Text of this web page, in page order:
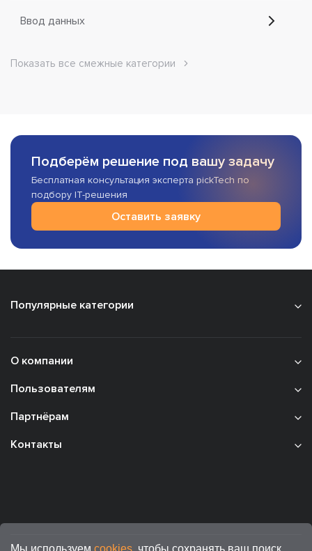
Ввод данных
Показать все смежные категории
Подберём решение под вашу задачу
Бесплатная консультация эксперта pickTech по
подбору IT-решения
Оставить заявку
Популярные категории
О компании
Пользователям
Партнёрам
Контакты
Мы используем cookies , чтобы сохранять ваш поиск,